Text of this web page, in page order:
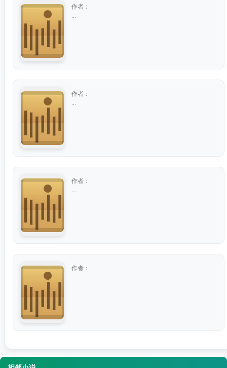
作者：
作者：
作者：
作者：